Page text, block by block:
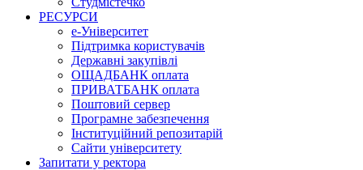
РЕСУРСИ
е-Університет
Підтримка користувачів
Державні закупівлі
ОЩАДБАНК оплата
ПРИВАТБАНК оплата
Поштовий сервер
Програмне забезпечення
Інституційний репозитарій
Сайти університету
Запитати у ректора